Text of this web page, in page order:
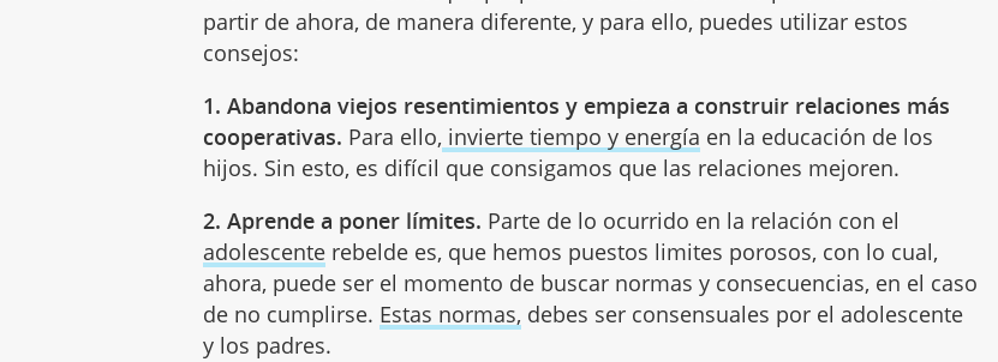
partir de ahora, de manera diferente, y para ello, puedes utilizar estos
consejos:
1. Abandona viejos resentimientos y empieza a construir relaciones más
cooperativas. Para ello, invierte tiempo y energía en la educación de los
hijos. Sin esto, es difícil que consigamos que las relaciones mejoren.
2. Aprende a poner límites. Parte de lo ocurrido en la relación con el
adolescente rebelde es, que hemos puestos limites porosos, con lo cual,
ahora, puede ser el momento de buscar normas y consecuencias, en el caso
de no cumplirse. Estas normas, debes ser consensuales por el adolescente
y los padres.